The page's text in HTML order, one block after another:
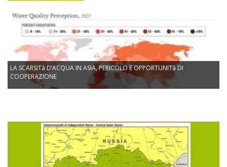
LA SCARSITà D’ACQUA IN ASIA, PERICOLO E OPPORTUNITà DI
COOPERAZIONE